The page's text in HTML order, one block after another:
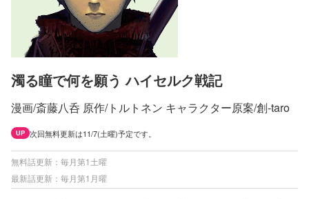
濁る瞳で何を願う ハイセルク戦記
漫画/斎藤八呑 原作/トルトネン キャラクター原案/創-taro
UP 次回無料更新は11/7(土曜)予定です。
無料話更新：毎月第1土曜
最新話更新：毎月第1月曜